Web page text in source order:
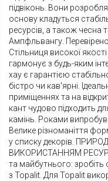
підвіконь. Вони
основу кладуться
ресурсів, а також чесна
Ампфльвангу.
Стільниця високої
гармонує з будь-яким
хау є гарантією
бістро чи кав'ярні.
приміщеннях та на
кант чудово підходить
камінь. Роками
Велике різноманіття
у списку декорів.
ВИКОРИСТАННЯМ
та майбутнього:
з Topalit. Для Topalit